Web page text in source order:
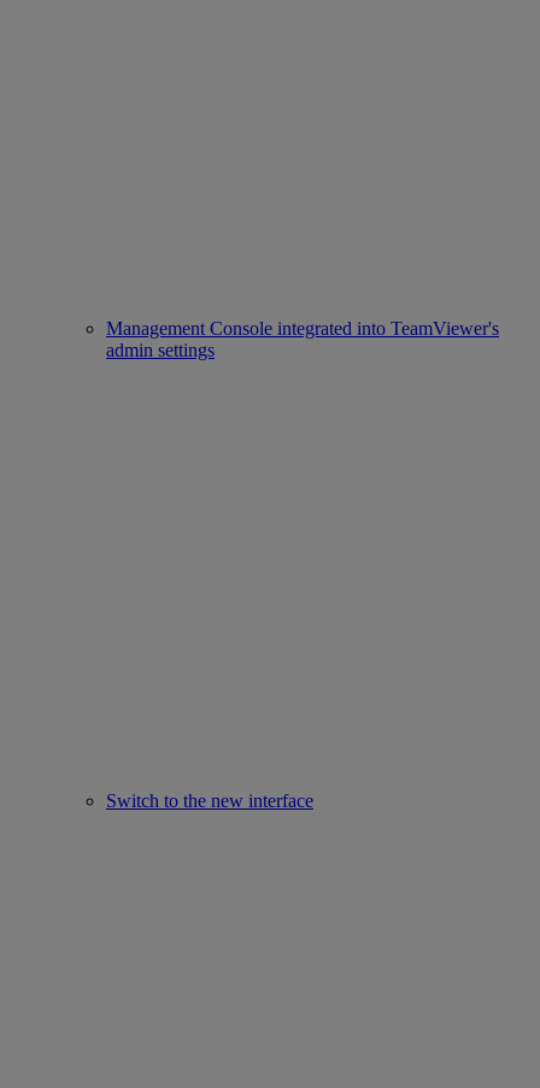
Management Console integrated into TeamViewer's
admin settings
Switch to the new interface